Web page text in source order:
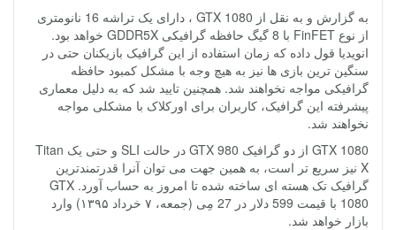
به گزارش و به نقل از GTX 1080 ، دارای یک تراشه 16 نانومتری
از نوع FinFET با 8 گیگ حافظه گرافیکی GDDR5X خواهد بود.
انویدیا قول داده که زمان استفاده از این گرافیک بازیکنان حتی در
سنگین ترین بازی ها نیز به هیچ وجه با مشکل کمبود حافظه
گرافیکی مواجه نخواهند شد. همچنین تایید شد که به دلیل معماری
پیشرفته این گرافیک، کاربران برای اورکلاک با مشکلی مواجه
نخواهند شد.
GTX 1080 از دو گرافیک GTX 980 در حالت SLI و حتی یک Titan
X نیز سریع تر است، به همین جهت می توان آنرا قدرتمندترین
گرافیک تک هسته ای ساخته شده تا امروز به حساب آورد. GTX
1080 با قیمت 599 دلار در 27 مِی (جمعه، ۷ خرداد ۱۳۹۵) وارد
بازار خواهد شد.